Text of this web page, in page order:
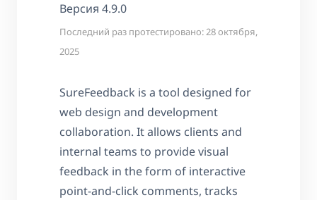
Версия 4.9.0
Последний раз протестировано: 28 октября,
2025
SureFeedback is a tool designed for
web design and development
collaboration. It allows clients and
internal teams to provide visual
feedback in the form of interactive
point-and-click comments, tracks